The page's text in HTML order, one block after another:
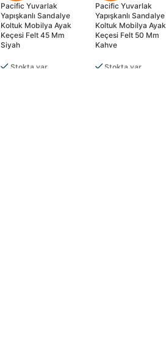
Pacific Yuvarlak
Yapışkanlı Sandalye
Koltuk Mobilya Ayak
Keçesi Felt 45 Mm
Siyah
Stokta var
Pacific Yuvarlak
Yapışkanlı Sandalye
Koltuk Mobilya Ayak
Keçesi Felt 50 Mm
Kahve
Stokta var